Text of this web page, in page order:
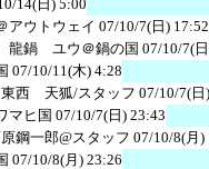
14(日) 5:00
アウトウェイ 07/10/7(日) 17:52
龍鍋 ユウ＠鍋の国 07/10/7(
07/10/11(木) 4:28
東西 天狐/スタッフ 07/10/7(日
マヒ国 07/10/7(日) 23:43
鋼一郎@スタッフ 07/10/8(月)
07/10/8(月) 23:26